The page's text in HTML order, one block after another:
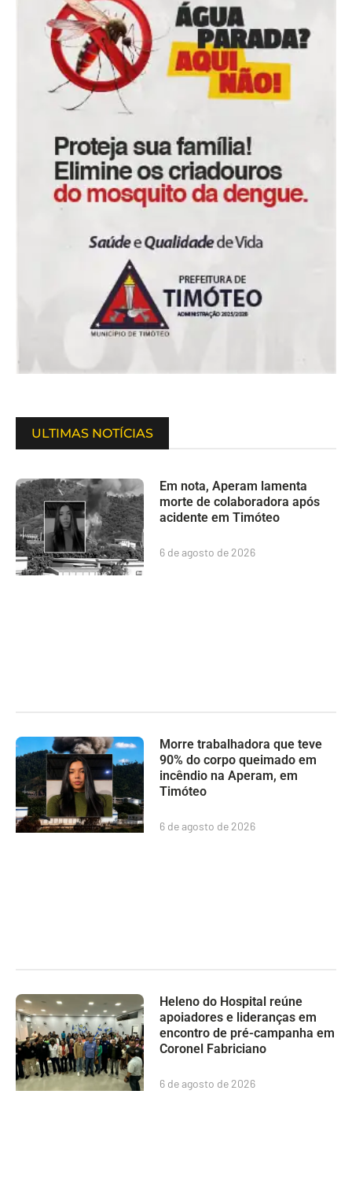
ULTIMAS NOTÍCIAS
Em nota, Aperam lamenta
morte de colaboradora após
acidente em Timóteo
6 de agosto de 2026
Morre trabalhadora que teve
90% do corpo queimado em
incêndio na Aperam, em
Timóteo
6 de agosto de 2026
Heleno do Hospital reúne
apoiadores e lideranças em
encontro de pré-campanha em
Coronel Fabriciano
6 de agosto de 2026